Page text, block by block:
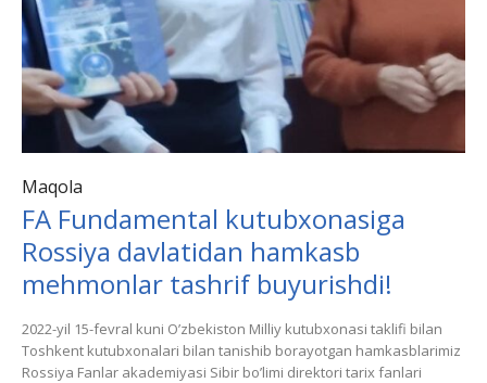
Maqola
FA Fundamental kutubxonasiga
Rossiya davlatidan hamkasb
mehmonlar tashrif buyurishdi!
2022-yil 15-fevral kuni Oʼzbekiston Milliy kutubxonasi taklifi bilan
Toshkent kutubxonalari bilan tanishib borayotgan hamkasblarimiz
Rossiya Fanlar akademiyasi Sibir boʼlimi direktori tarix fanlari